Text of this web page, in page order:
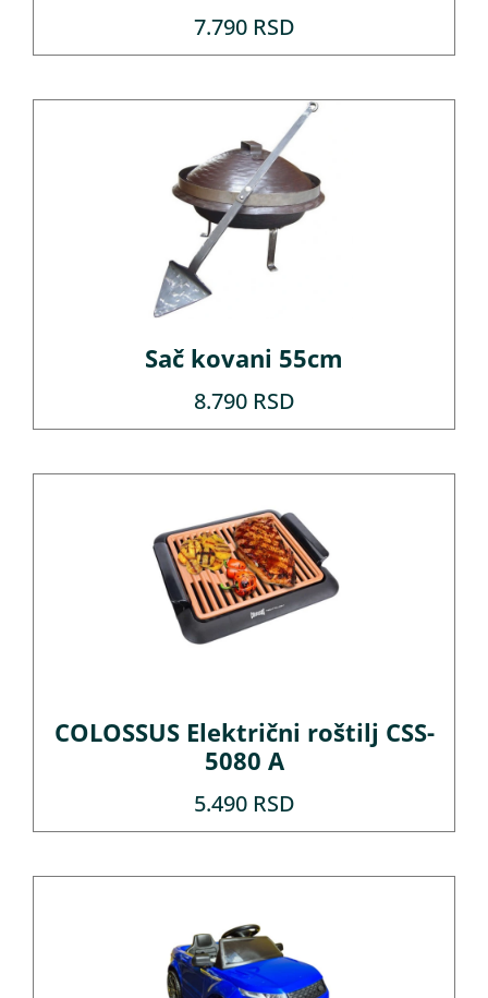
7.790 RSD
Sač kovani 55cm
8.790 RSD
COLOSSUS Električni roštilj CSS-
5080 A
5.490 RSD